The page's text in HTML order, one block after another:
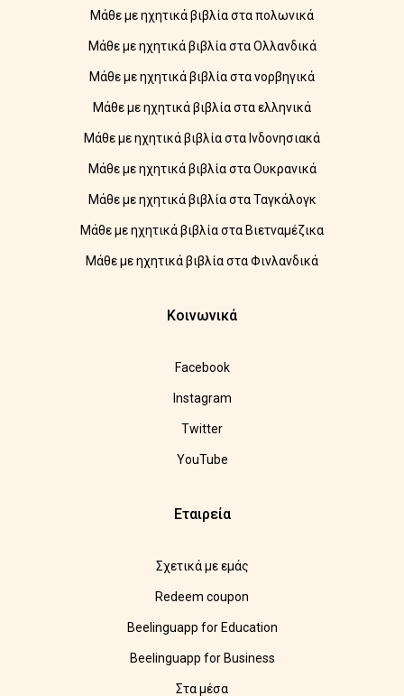
Μάθε με ηχητικά βιβλία στα πολωνικά
Μάθε με ηχητικά βιβλία στα Ολλανδικά
Μάθε με ηχητικά βιβλία στα νορβηγικά
Μάθε με ηχητικά βιβλία στα ελληνικά
Μάθε με ηχητικά βιβλία στα Ινδονησιακά
Μάθε με ηχητικά βιβλία στα Ουκρανικά
Μάθε με ηχητικά βιβλία στα Ταγκάλογκ
Μάθε με ηχητικά βιβλία στα Βιετναμέζικα
Μάθε με ηχητικά βιβλία στα Φινλανδικά
Κοινωνικά
Facebook
Instagram
Twitter
YouTube
Εταιρεία
Σχετικά με εμάς
Redeem coupon
Beelinguapp for Education
Beelinguapp for Business
Στα μέσα